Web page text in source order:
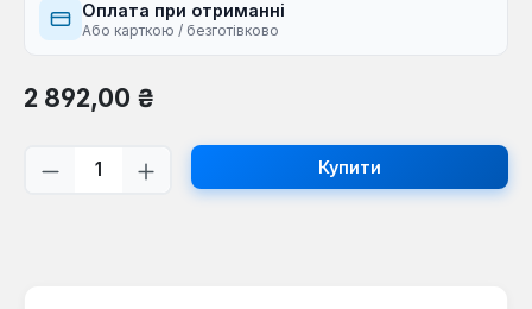
Оплата при отриманні
Або карткою / безготівково
Звичайна ціна:
2 892,00 ₴
Кількість товару: Введіть потрібну
Купити